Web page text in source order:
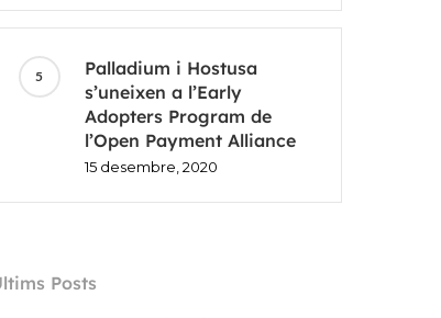
Palladium i Hostusa
s’uneixen a l’Early
Adopters Program de
l’Open Payment Alliance
15 desembre, 2020
Posts